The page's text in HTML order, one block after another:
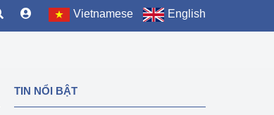
Vietnamese English
TIN NỔI BẬT